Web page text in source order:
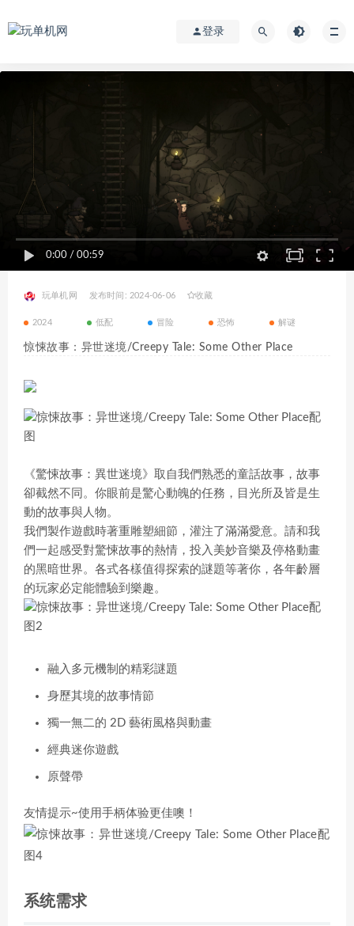
登录
0:00 / 00:59
玩单机网 发布时间: 2024-06-06 收藏
2024 低配 冒险 恐怖 解谜
惊悚故事：异世迷境/Creepy Tale: Some Other Place
《驚悚故事：異世迷境》取自我們熟悉的童話故事，故事
卻截然不同。你眼前是驚心動魄的任務，目光所及皆是生
動的故事與人物。
我們製作遊戲時著重雕塑細節，灌注了滿滿愛意。請和我
們一起感受對驚悚故事的熱情，投入美妙音樂及停格動畫
的黑暗世界。各式各樣值得探索的謎題等著你，各年齡層
的玩家必定能體驗到樂趣。
融入多元機制的精彩謎題
身歷其境的故事情節
獨一無二的 2D 藝術風格與動畫
經典迷你遊戲
原聲帶
友情提示~使用手柄体验更佳噢！
系统需求